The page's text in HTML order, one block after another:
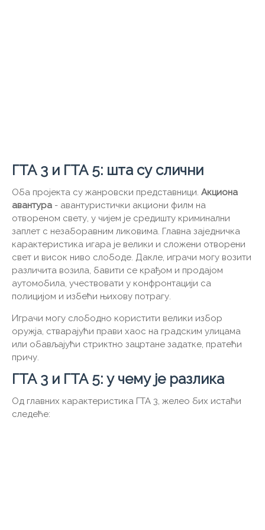
ГТА 3 и ГТА 5: шта су слични
Оба пројекта су жанровски представници. Акциона
авантура - авантуристички акциони филм на
отвореном свету, у чијем је средишту криминални
заплет с незаборавним ликовима. Главна заједничка
карактеристика игара је велики и сложени отворени
свет и висок ниво слободе. Дакле, играчи могу возити
различита возила, бавити се крађом и продајом
аутомобила, учествовати у конфронтацији са
полицијом и избећи њихову потрагу.
Играчи могу слободно користити велики избор
оружја, стварајући прави хаос на градским улицама
или обављајући стриктно зацртане задатке, пратећи
причу.
ГТА 3 и ГТА 5: у чему је разлика
Од главних карактеристика ГТА 3, желео бих истаћи
следеће: